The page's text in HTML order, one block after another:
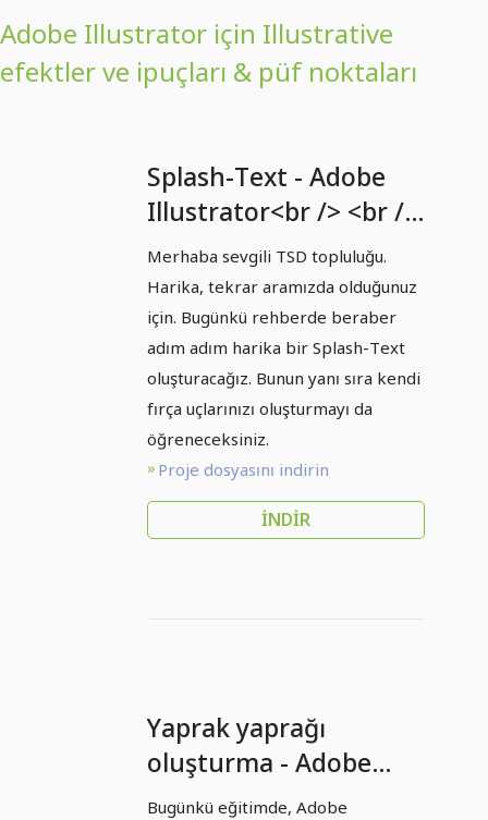
Adobe Illustrator için Illustrative
efektler ve ipuçları & püf noktaları
Splash-Text - Adobe
Illustrator<br /> <br />
Splash-Text - Adobe
Illustrator<br /> <br />
Spatıla- Metin - Adobe
Illustrator
Merhaba sevgili TSD topluluğu.
Harika, tekrar aramızda olduğunuz
için. Bugünkü rehberde beraber
adım adım harika bir Splash-Text
oluşturacağız. Bunun yanı sıra kendi
fırça uçlarınızı oluşturmayı da
öğreneceksiniz.
Proje dosyasını indirin
İNDIR
Yaprak yaprağı
oluşturma - Adobe
Illustrator
Bugünkü eğitimde, Adobe